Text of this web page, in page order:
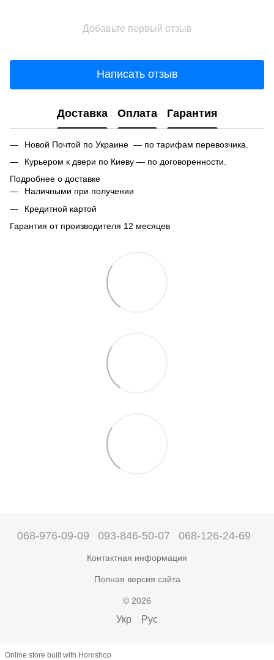
Добавьте первый отзыв
Написать отзыв
Доставка Оплата Гарантия
Новой Почтой по Украине — по тарифам перевозчика.
Курьером к двери по Киеву — по договоренности.
Подробнее о доставке
Наличными при получении
Кредитной картой
Гарантия от производителя 12 месяцев
068-976-09-09 093-846-50-07 068-126-24-69
Контактная информация
Полная версия сайта
© 2026
Укр Рус
Online store built with Horoshop